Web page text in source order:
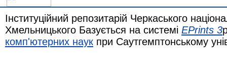
Інституційний репозитарій Черкаського
Хмельницького Базується на системі EPrints 3
комп'ютерних наук при Саутгемптонському